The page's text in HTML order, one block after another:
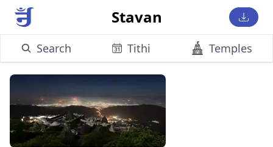
Stavan
Search Tithi Temples